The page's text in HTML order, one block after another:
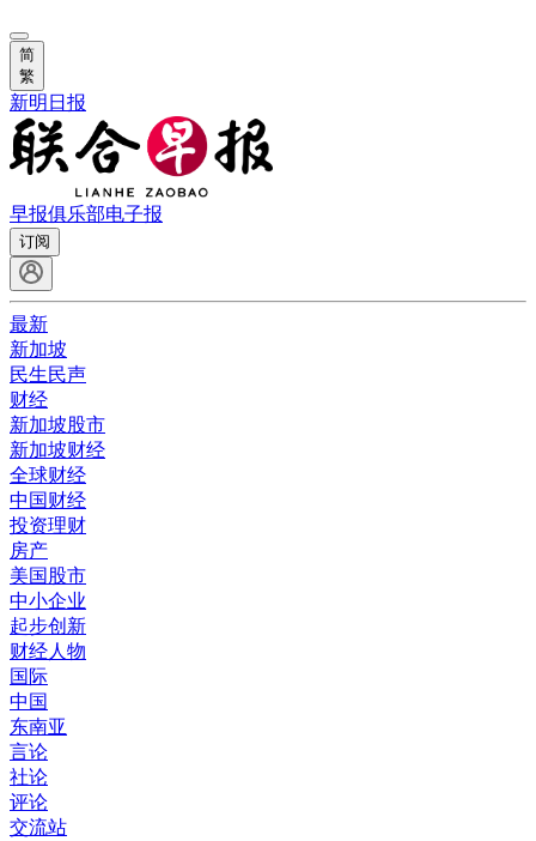
简
繁
新明日报
早报俱乐部电子报
订阅
最新
新加坡
民生民声
财经
新加坡股市
新加坡财经
全球财经
中国财经
投资理财
房产
美国股市
中小企业
起步创新
财经人物
国际
中国
东南亚
言论
社论
评论
交流站